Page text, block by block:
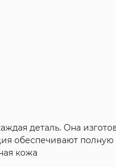
деталь. Она
обеспечивают
кожа